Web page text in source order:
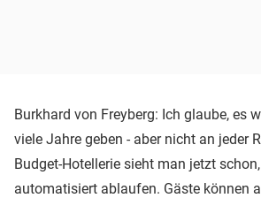
Burkhard von Freyberg: Ich glaube, es
viele Jahre geben - aber nicht an jeder
Budget-Hotellerie sieht man jetzt
automatisiert ablaufen. Gäste können